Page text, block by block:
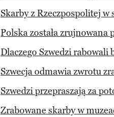
Skarby z Rzeczpospolitej w
Polska została zrujnowana
Dlaczego Szwedzi rabowali
Szwecja odmawia zwrotu
Szwedzi przepraszają za
Zrabowane skarby w